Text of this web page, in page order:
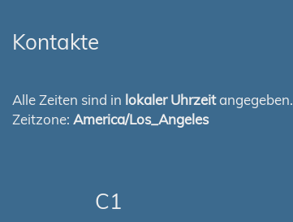
Kontakte
Alle Zeiten sind in lokaler Uhrzeitangegeben.
Zeitzone: America/Los_Angeles
C1